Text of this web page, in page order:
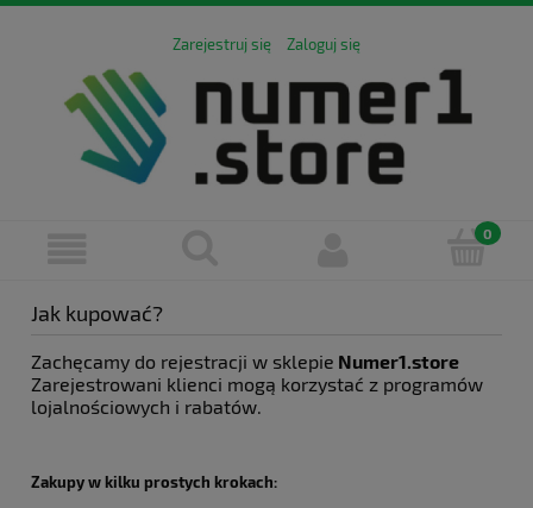
Zarejestruj się Zaloguj się
Jak kupować?
Zachęcamy do rejestracji w sklepie Numer1.store
Zarejestrowani klienci mogą korzystać z programów
lojalnościowych i rabatów.
Zakupy w kilku prostych krokach: